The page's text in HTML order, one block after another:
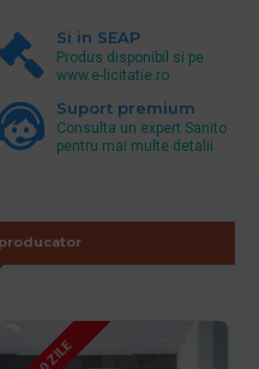
Si in SEAP
Produs disponibil si pe
www.e-licitatie.ro
Suport premium
Consulta un expert Sanito
pentru mai multe detalii